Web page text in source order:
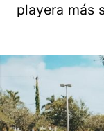
playera más